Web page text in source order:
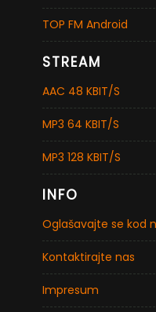
TOP FM Android
STREAM
AAC 48 KBIT/S
MP3 64 KBIT/S
MP3 128 KBIT/S
INFO
Oglašavajte se kod
Kontaktirajte nas
Impresum